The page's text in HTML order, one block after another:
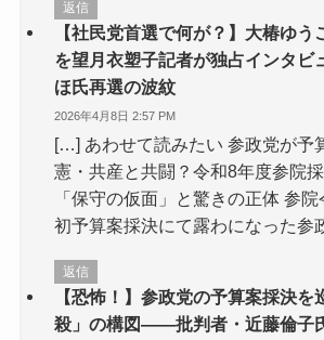
返信
【社民党首選で何が？】大椿ゆう
を望月衣塑子記者が独占インタビ
ほ氏再選の波紋
2026年4月8日 2:57 PM
[…] あわせて読みたい 参政党が予
憲・共産と共闘？令和8年度参院
「保守の仮面」と驚きの正体 参
初予算案採決にて露わになった
返信
【恐怖！】参政党の予算案採決を
殺」の構図——批判者・近藤倫子